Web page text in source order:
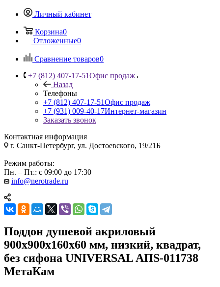
Личный кабинет
Корзина0
Отложенные0
Сравнение товаров0
+7 (812) 407-17-51Офис продаж
Назад
Телефоны
+7 (812) 407-17-51Офис продаж
+7 (931) 009-40-17Интернет-магазин
Заказать звонок
Контактная информация
г. Санкт-Петербург, ул. Достоевского, 19/21Б
Режим работы:
Пн. – Пт.: с 09:00 до 17:30
info@nerotrade.ru
Поддон душевой акриловый
900х900х160х60 мм, низкий, квадрат,
без сифона UNIVERSAL AПS-011738
МетаКам